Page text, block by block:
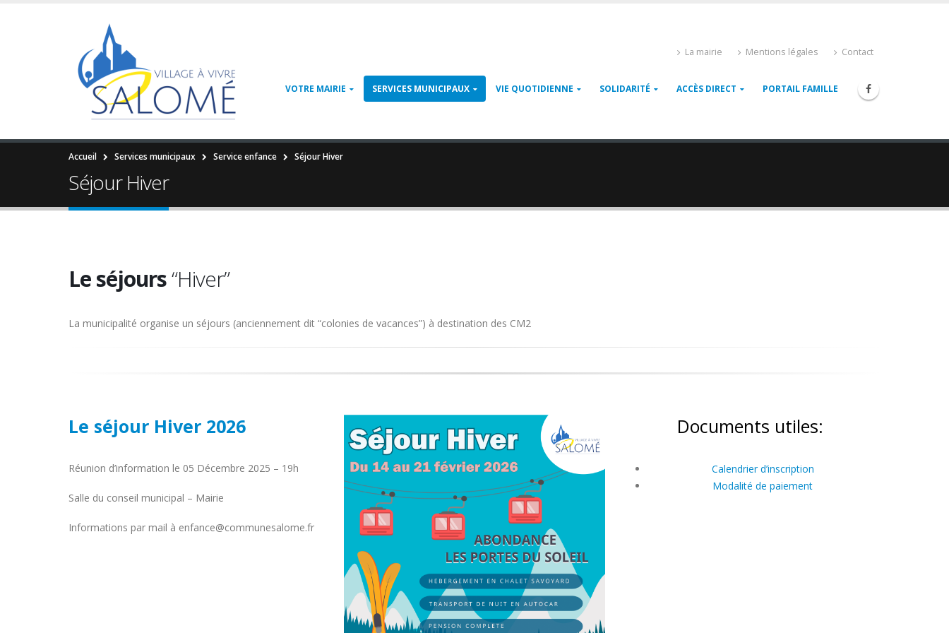
La mairie Mentions légales Contact
VOTRE MAIRIE SERVICES MUNICIPAUX VIE QUOTIDIENNE SOLIDARITÉ ACCÈS DIRECT PORTAIL FAMILLE
Accueil Services municipaux Service enfance Séjour Hiver
Séjour Hiver
Le séjours“Hiver”
La municipalité organise un séjours (anciennement dit “colonies de vacances”) à destination des CM2
Le séjour Hiver 2026
Réunion d’information le 05 Décembre 2025 – 19h
Salle du conseil municipal – Mairie
Informations par mail à enfance@communesalome.fr
Documents utiles:
Calendrier d’inscription
Modalité de paiement